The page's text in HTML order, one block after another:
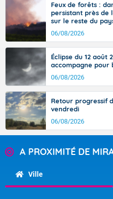
Feux de forêts :
persistant près de
sur le reste du
06/08/2026
Éclipse du 12 août
accompagne pour
06/08/2026
Retour progressif
vendredi
06/08/2026
A PROXIMITÉ DE
Ville